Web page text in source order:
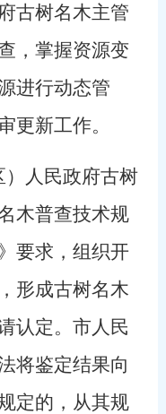
古树名木主管
，掌握资源变
进行动态管
更新工作。
）人民政府古树
木普查技术规
要求，组织开
形成古树名木
认定。市人民
将鉴定结果向
定的，从其规